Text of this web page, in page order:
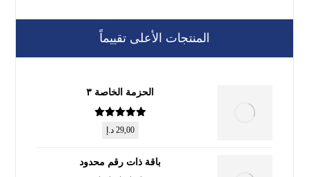
المنتجات الأعلى تقييماً
الحزمة الخاصة ٣
تم التقييم
من 5
29,00 د.إ
باقة ذات رقم محدود